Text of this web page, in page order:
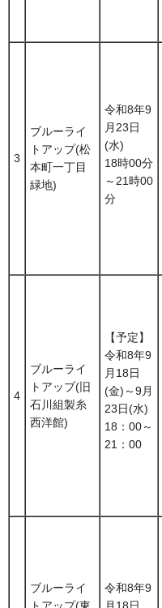
3
ブルーライ
トアップ(松
本町一丁目
緑地)
令和8年9
月23日
(水)
18時00分
～21時00
分
4
ブルーライ
トアップ(旧
石川組製糸
西洋館)
【予定】
令和8年9
月18日
(金)～9月
23日(水)
18：00～
21：00
ブルーライ
トアップ(東
令和8年9
月18日